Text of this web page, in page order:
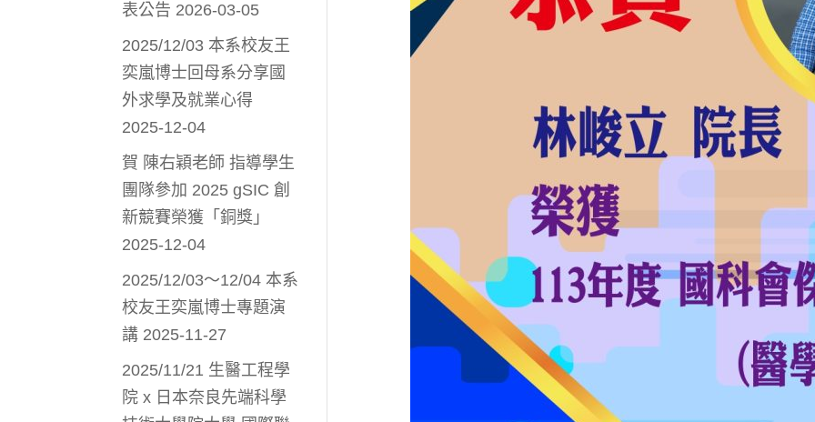
表公告 2026-03-05
2025/12/03 本系校友王
奕嵐博士回母系分享國
外求學及就業心得
2025-12-04
賀 陳右穎老師 指導學生
團隊參加 2025 gSIC 創
新競賽榮獲「銅獎」
2025-12-04
2025/12/03～12/04 本系
校友王奕嵐博士專題演
講 2025-11-27
2025/11/21 生醫工程學
院 x 日本奈良先端科學